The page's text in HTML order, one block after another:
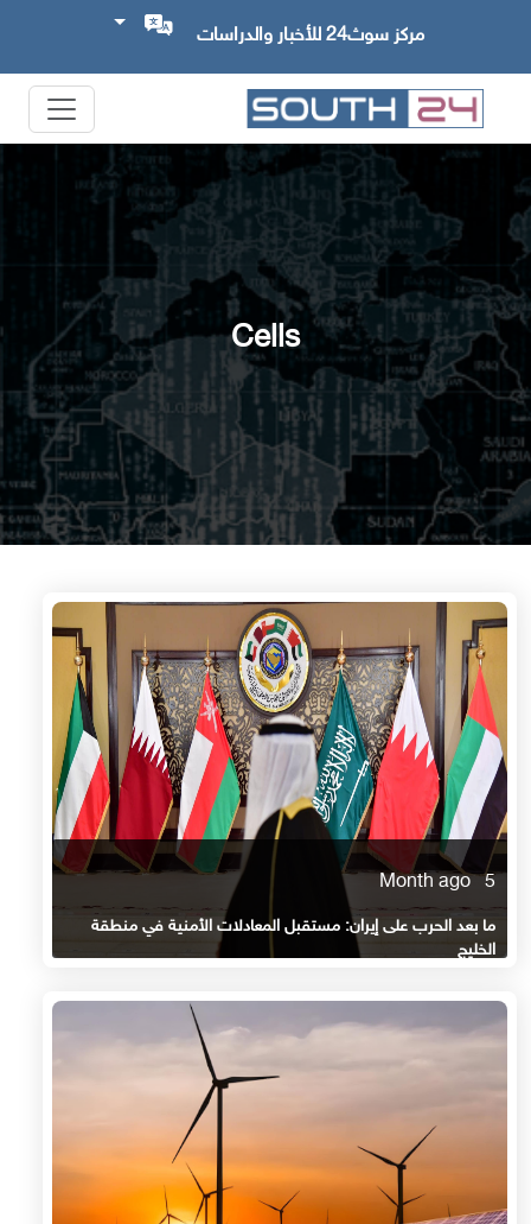
مركز سوث24 للأخبار والدراسات
Cells
5 Month ago
ما بعد الحرب على إيران: مستقبل المعادلات الأمنية في منطقة
الخليج